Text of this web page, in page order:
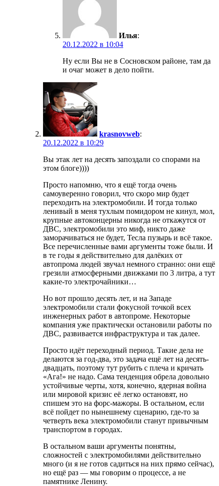
Илья:
20.12.2022 в 10:04
Ну если Вы не в Сосновском районе, там да
и очаг может в дело пойти.
krasnovweb:
20.12.2022 в 10:29
Вы этак лет на десять запоздали со спорами на
этом блоге))))
Просто напомню, что я ещё тогда очень
самоуверенно говорил, что скоро мир будет
переходить на электромобили. И тогда только
ленивый в меня тухлым помидором не кинул, мол,
крупные автоконцерны никогда не откажутся от
ДВС, электромобили это миф, никто даже
заморачиваться не будет, Тесла пузырь и всё такое.
Все перечисленные вами аргументы тоже были. И
в те годы я действительно для далёких от
автопрома людей звучал немного странно: они ещё
грезили атмосферными движками по 3 литра, а тут
какие-то электрочайники…
Но вот прошло десять лет, и на Западе
электромобили стали фокусной точкой всех
инженерных работ в автопроме. Некоторые
компания уже практически остановили работы по
ДВС, развивается инфраструктура и так далее.
Просто идёт переходный период. Такие дела не
делаются за год-два, это задача ещё лет на десять-
двадцать, поэтому тут рубить с плеча и кричать
«Ага!» не надо. Сама тенденция обрела довольно
устойчивые черты, хотя, конечно, ядерная война
или мировой кризис её легко остановят, но
спишем это на форс-мажоры. В остальном, если
всё пойдет по нынешнему сценарию, где-то за
четверть века электромобили станут привычным
транспортом в городах.
В остальном ваши аргументы понятны,
сложностей с электромобилями действительно
много (и я не готов садиться на них прямо сейчас),
но ещё раз — мы говорим о процессе, а не
памятнике Ленину.